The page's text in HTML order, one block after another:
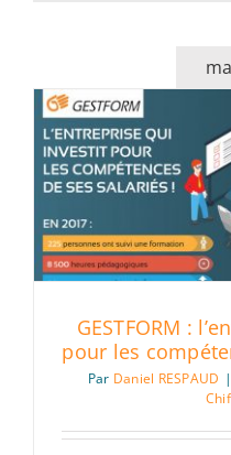
GESTFORM :
pour les
Par Daniel RESPAUD |